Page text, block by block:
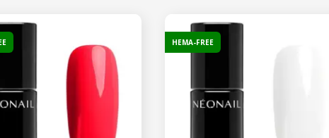
HEMA-FREE